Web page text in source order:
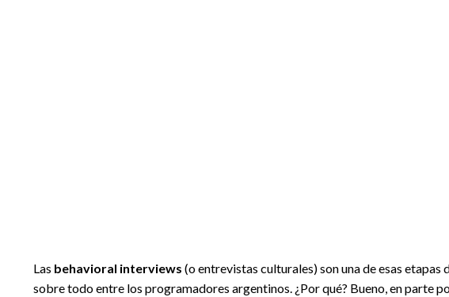
Las behavioral interviews (o entrevistas culturales) son una de esas
sobre todo entre los programadores argentinos. ¿Por qué? Bueno, en parte